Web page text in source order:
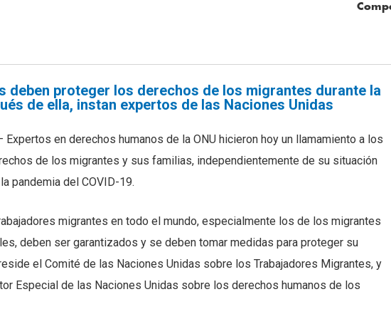
deben proteger los derechos de los migrantes durante la
de ella, instan expertos de las Naciones Unidas
Expertos en derechos humanos de la ONU hicieron hoy un llamamiento a los
de los migrantes y sus familias, independientemente de su situación
pandemia del COVID-19.
migrantes en todo el mundo, especialmente los de los migrantes
deben ser garantizados y se deben tomar medidas para proteger su
el Comité de las Naciones Unidas sobre los Trabajadores Migrantes, y
Especial de las Naciones Unidas sobre los derechos humanos de los